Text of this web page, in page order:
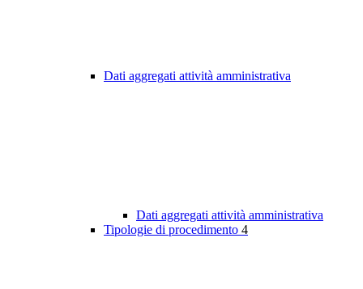
Dati aggregati attività amministrativa
Dati aggregati attività amministrativa
Tipologie di procedimento 4